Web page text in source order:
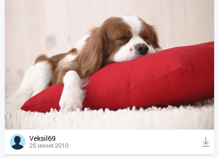
Veksil69
25 июня 2010